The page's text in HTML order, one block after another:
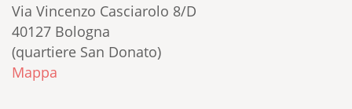
Via Vincenzo Casciarolo 8/D
40127 Bologna
(quartiere San Donato)
Mappa